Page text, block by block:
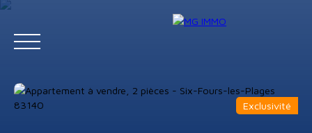
Exclusivité